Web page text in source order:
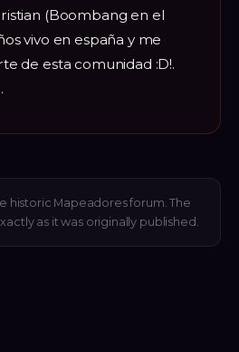
(Boombang en el
vivo en españa y me
de esta comunidad :D!.
historic Mapeadores forum. The
as it was originally published.